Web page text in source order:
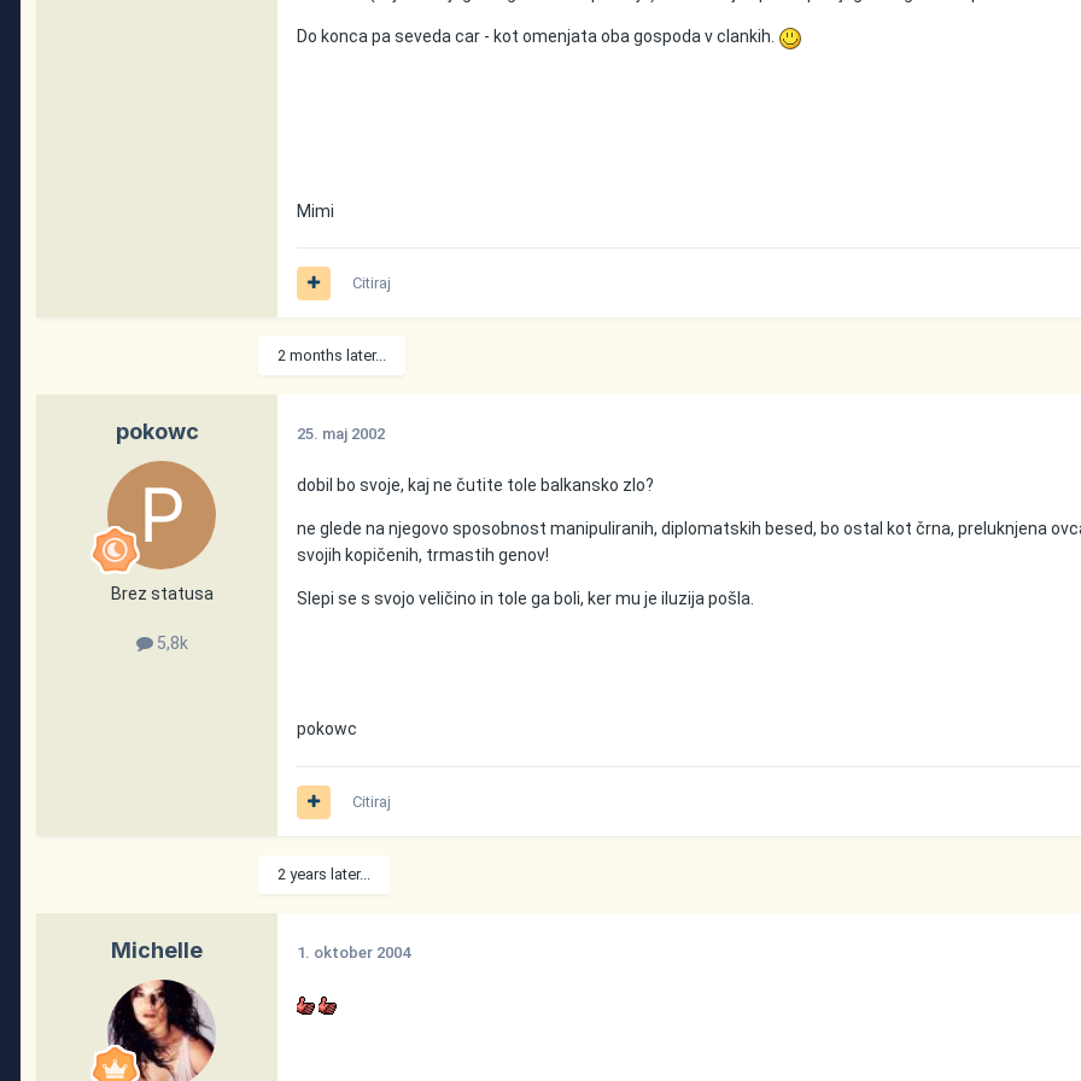
Do konca pa seveda car - kot omenjata oba gospoda v clankih.
Mimi
Citiraj
2 months later...
pokowc
Brez statusa
5,8k
25. maj 2002
dobil bo svoje, kaj ne čutite tole balkansko zlo?
ne glede na njegovo sposobnost manipuliranih, diplomatskih besed, bo ostal kot črna, preluknjena
svojih kopičenih, trmastih genov!
Slepi se s svojo veličino in tole ga boli, ker mu je iluzija pošla.
pokowc
Citiraj
2 years later...
Michelle 1. oktober 2004